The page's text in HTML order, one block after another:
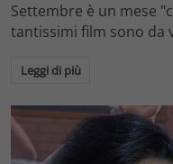
Settembre è un mese
tantissimi film sono da
Leggi di più